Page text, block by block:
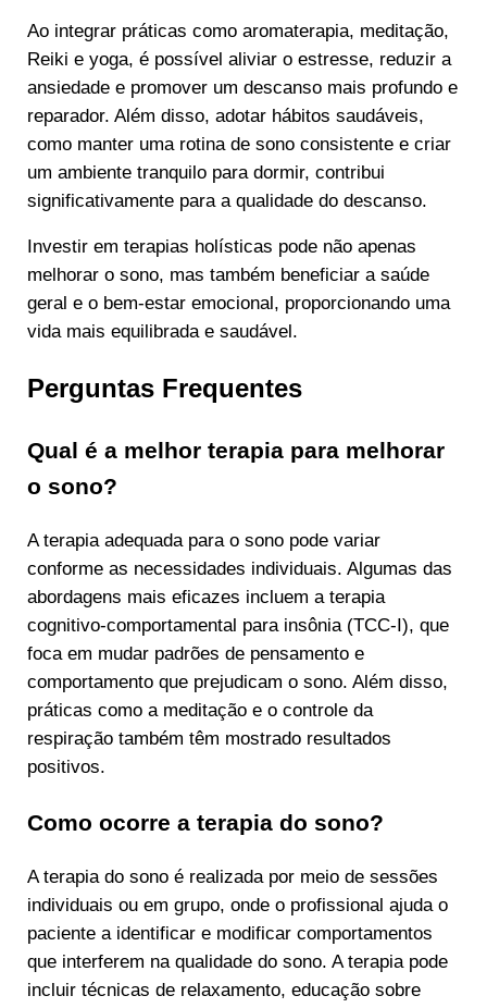
Ao integrar práticas como aromaterapia, meditação,
Reiki e yoga, é possível aliviar o estresse, reduzir a
ansiedade e promover um descanso mais profundo e
reparador. Além disso, adotar hábitos saudáveis,
como manter uma rotina de sono consistente e criar
um ambiente tranquilo para dormir, contribui
significativamente para a qualidade do descanso.
Investir em terapias holísticas pode não apenas
melhorar o sono, mas também beneficiar a saúde
geral e o bem-estar emocional, proporcionando uma
vida mais equilibrada e saudável.
Perguntas Frequentes
Qual é a melhor terapia para melhorar
o sono?
A terapia adequada para o sono pode variar
conforme as necessidades individuais. Algumas das
abordagens mais eficazes incluem a terapia
cognitivo-comportamental para insônia (TCC-I), que
foca em mudar padrões de pensamento e
comportamento que prejudicam o sono. Além disso,
práticas como a meditação e o controle da
respiração também têm mostrado resultados
positivos.
Como ocorre a terapia do sono?
A terapia do sono é realizada por meio de sessões
individuais ou em grupo, onde o profissional ajuda o
paciente a identificar e modificar comportamentos
que interferem na qualidade do sono. A terapia pode
incluir técnicas de relaxamento, educação sobre